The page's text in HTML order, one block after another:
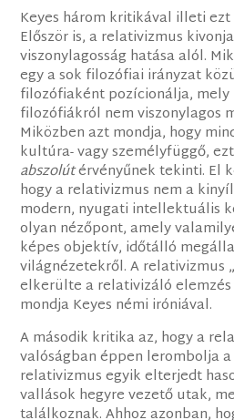
Keyes három kritikával illeti
Először is, a relativizmus
viszonylagosság hatása alól.
egy a sok filozófiai irányzat
filozófiaként pozícionálja, mely
filozófiákról nem viszonylagos
Miközben azt mondja, hogy
kultúra- vagy személyfüggő,
abszolútérvényűnek tekinti. El
hogy a relativizmus nem a
modern, nyugati intellektuális
olyan nézőpont, amely
képes objektív, időtálló
világnézetekről. A relativizmus
elkerülte a relativizáló elemzés
mondja Keyes némi iróniával.
A második kritika az, hogy a
valóságban éppen lerombolja
relativizmus egyik elterjedt
vallások hegyre vezető utak,